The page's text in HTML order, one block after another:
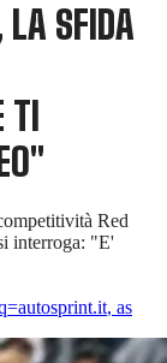
LA SFIDA
Red
interroga: "E'
, as